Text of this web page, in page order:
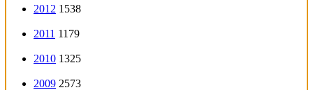
2012 1538
2011 1179
2010 1325
2009 2573